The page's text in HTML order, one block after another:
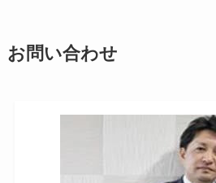
お問い合わせ